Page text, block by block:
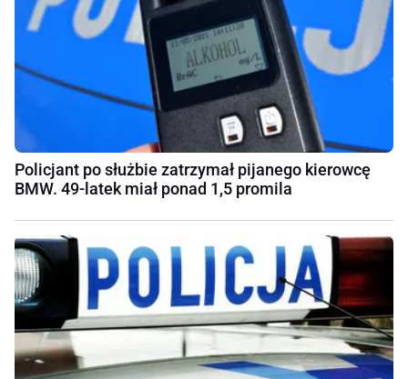
Policjant po służbie zatrzymał pijanego kierowcę
BMW. 49-latek miał ponad 1,5 promila